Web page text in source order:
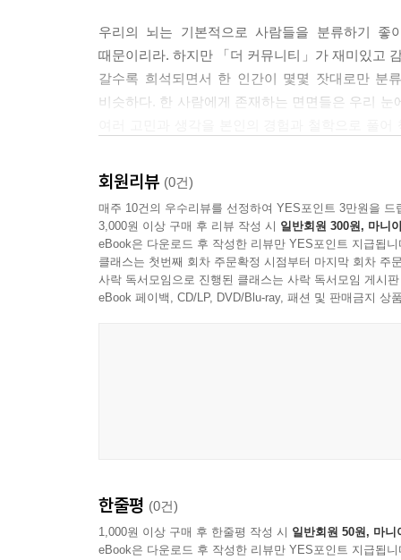
캐릭터 등이 ‘치열하게 계급횡단을 이뤄가는 자수
지내는, 어린 시절부터 사랑받고 자란 티가 나 모
절 찾을 수 없는, 완벽한 부유층’의 아비투스에 가
--- p.196
세월에 걸친 페미니즘의 노력 덕분에, 전통적으로
을 넘어 보편적인 개념으로 통하며, 여성에 대
긍정적 가치로 남아 있는 것이 거의 없다. 이제 남
격성, 규범을 위반하는 유희 같은 것들이 주를 이룬
--- p.209~210
에피소드처럼 받아들였을 것이다. 하지만 여성 독
다. 이 경험의 성별을 뒤바꿔 보자. 방음도 안 되
수도 있다는 사실을 깨닫고도 그 방에서 더 살고
좌파-우파, 부유-서민, 페미니즘-반페미니즘, 전통-
질문과 대화가 움트는 스펙트럼의 정치로
프로그램에서 가장 큰 화제를 모은 것은 출연자
책의 2부 「각자의 입장을 점검하기」는 18세
조너선 하이트의 진보와 보수를 나누는 여섯 가
것에서 시작한다. 당파적 고정관념에서 벗어나 ‘
한다. 사상검증 테스트에 참여한 많은 사람들이
주목하며, 오늘날 한국 사회에서 계급 이동의 가
가는 현실 속에서도 이성애 규범에는 강력하게
가로막는 벽이 될 수 있다는 설명이다.
우리의 뇌는 기본적으로 사람들을 분류하기
때문이리라. 하지만 「더 커뮤니티」가 재미있고
갈수록 희석되면서 한 인간이 몇몇 잣대로만 분
비슷하다. 한 사람에게 존재하는 면면들은 우리
노력해야만 하는 이유를 매우 설득력 있게 제시한
- 장동선 (뇌과학자, 『뇌 속에 또 다른 뇌가 있다』
예능으로 정치의 작동방식을 보여준 저자는 세심
건드리며 묻는다. 우리, 대화할 수 있을까? 공론장
- 정혜승 (전 청와대 디지털소통센터장, 북살롱 오
만나는 지점에서 피어나는 가능성을 즐겁게 목격했
- 하미나 (작가, 『미쳐있고 괴상하며 오만하고 똑
회원리뷰 (0건)
매주 10건의 우수리뷰를 선정하여 YES포인트 3만원을 드
3,000원 이상 구매 후 리뷰 작성 시 일반회원 300원, 마니
eBook은 다운로드 후 작성한 리뷰만 YES포인트 지급됩니
클래스는 첫번째 회차 주문확정 시점부터 마지막 회차 주
사락 독서모임으로 진행된 클래스는 사락 독서모임 게시
eBook 페이백, CD/LP, DVD/Blu-ray, 패션 및 판매금지 상
한줄평 (0건)
1,000원 이상 구매 후 한줄평 작성 시 일반회원 50원, 마니
eBook은 다운로드 후 작성한 리뷰만 YES포인트 지급됩니